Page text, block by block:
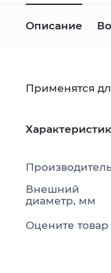
Описание
Применятся
Внешний
диаметр, мм
Оцените товар